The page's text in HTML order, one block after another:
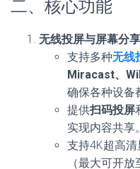
二、核心功能
无线投屏与屏幕分享
支持多种无线
Miracast、
确保各种设备
提供扫码投屏
实现内容共享。
支持4K超高
（最大可开